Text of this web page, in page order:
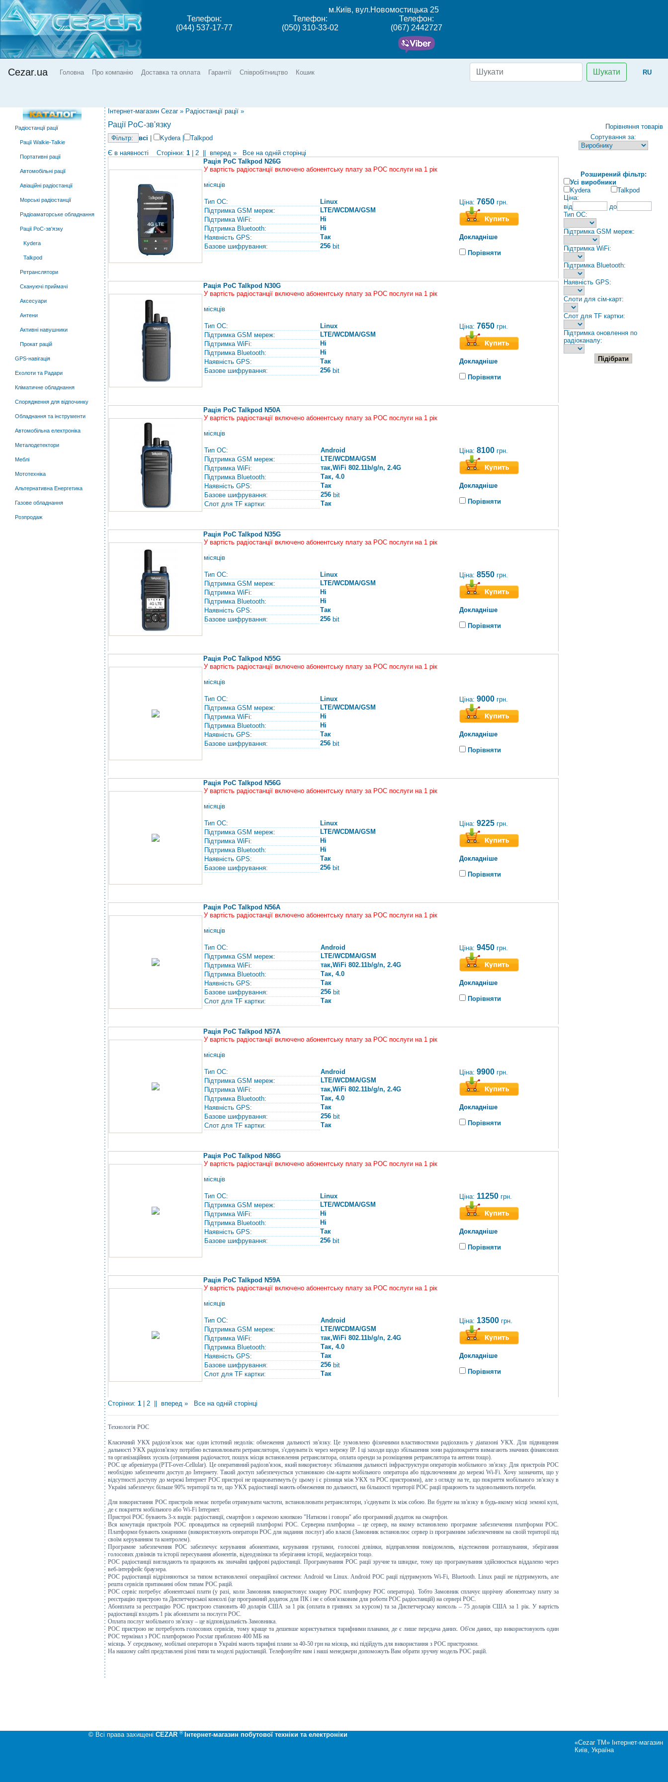
м.Київ, вул.Новомостицька 25
Телефон:
(044) 537-17-77
Телефон:
(050) 310-33-02
Телефон:
(067) 2442727
Cezar.ua Головна Про компанію Доставка та оплата Гарантії Співробітництво Кошик Шукати RU
Радіостанції рації
Рації Walkie-Talkie
Портативні рації
Автомобільні рації
Авіаційні радіостанції
Морські радіостанції
Радіоаматорське обладнання
Рації PoC-зв'язку
Kydera
Talkpod
Ретранслятори
Скануючі приймачі
Аксесуари
Антени
Активні навушники
Прокат рацій
GPS-навігація
Ехолоти та Радари
Кліматичне обладнання
Спорядження для відпочинку
Обладнання та інструменти
Автомобільна електроніка
Металодетектори
Меблі
Мототехніка
Альтернативна Енергетика
Газове обладнання
Розпродаж
Інтернет-магазин Cezar » Радіостанції рації »
Рації PoC-зв'язку
Порівняння товарів
всі
Kydera|
Talkpod
Є в наявності Сторінки: 1 2 вперед »
Все на одній сторінці
Рація PoC Talkpod N26G
У вартість радіостанції включено абонентську плату за РОС послуги на 1 рік
місяців
Тип ОС:
Linux
Підтримка GSM мереж:
LTE/WCDMA/GSM
Підтримка WiFi:
Ні
Підтримка Bluetooth:
Ні
Наявність GPS:
Так
Базове шифрування:
256 bit
Ціна: 7650 грн.
Докладніше
Порівняти
Рація PoC Talkpod N30G
У вартість радіостанції включено абонентську плату за РОС послуги на 1 рік
місяців
Тип ОС:
Linux
Підтримка GSM мереж:
LTE/WCDMA/GSM
Підтримка WiFi:
Ні
Підтримка Bluetooth:
Ні
Наявність GPS:
Так
Базове шифрування:
256 bit
Ціна: 7650 грн.
Докладніше
Порівняти
Рація PoC Talkpod N50A
У вартість радіостанції включено абонентську плату за РОС послуги на 1 рік
місяців
Тип ОС:
Android
Підтримка GSM мереж:
LTE/WCDMA/GSM
Підтримка WiFi:
так,WiFi 802.11b/g/n, 2.4G
Підтримка Bluetooth:
Так, 4.0
Наявність GPS:
Так
Базове шифрування:
256 bit
Слот для TF картки:
Так
Ціна: 8100 грн.
Докладніше
Порівняти
Рація PoC Talkpod N35G
У вартість радіостанції включено абонентську плату за РОС послуги на 1 рік
місяців
Тип ОС:
Linux
Підтримка GSM мереж:
LTE/WCDMA/GSM
Підтримка WiFi:
Ні
Підтримка Bluetooth:
Ні
Наявність GPS:
Так
Базове шифрування:
256 bit
Ціна: 8550 грн.
Докладніше
Порівняти
Рація PoC Talkpod N55G
У вартість радіостанції включено абонентську плату за РОС послуги на 1 рік
місяців
Тип ОС:
Linux
Підтримка GSM мереж:
LTE/WCDMA/GSM
Підтримка WiFi:
Ні
Підтримка Bluetooth:
Ні
Наявність GPS:
Так
Базове шифрування:
256 bit
Ціна: 9000 грн.
Докладніше
Порівняти
Рація PoC Talkpod N56G
У вартість радіостанції включено абонентську плату за РОС послуги на 1 рік
місяців
Тип ОС:
Linux
Підтримка GSM мереж:
LTE/WCDMA/GSM
Підтримка WiFi:
Ні
Підтримка Bluetooth:
Ні
Наявність GPS:
Так
Базове шифрування:
256 bit
Ціна: 9225 грн.
Докладніше
Порівняти
Рація PoC Talkpod N56A
У вартість радіостанції включено абонентську плату за РОС послуги на 1 рік
місяців
Тип ОС:
Android
Підтримка GSM мереж:
LTE/WCDMA/GSM
Підтримка WiFi:
так,WiFi 802.11b/g/n, 2.4G
Підтримка Bluetooth:
Так, 4.0
Наявність GPS:
Так
Базове шифрування:
256 bit
Слот для TF картки:
Так
Ціна: 9450 грн.
Докладніше
Порівняти
Рація PoC Talkpod N57A
У вартість радіостанції включено абонентську плату за РОС послуги на 1 рік
місяців
Тип ОС:
Android
Підтримка GSM мереж:
LTE/WCDMA/GSM
Підтримка WiFi:
так,WiFi 802.11b/g/n, 2.4G
Підтримка Bluetooth:
Так, 4.0
Наявність GPS:
Так
Базове шифрування:
256 bit
Слот для TF картки:
Так
Ціна: 9900 грн.
Докладніше
Порівняти
Рація PoC Talkpod N86G
У вартість радіостанції включено абонентську плату за РОС послуги на 1 рік
місяців
Тип ОС:
Linux
Підтримка GSM мереж:
LTE/WCDMA/GSM
Підтримка WiFi:
Ні
Підтримка Bluetooth:
Ні
Наявність GPS:
Так
Базове шифрування:
256 bit
Ціна: 11250 грн.
Докладніше
Порівняти
Рація PoC Talkpod N59A
У вартість радіостанції включено абонентську плату за РОС послуги на 1 рік
місяців
Тип ОС:
Android
Підтримка GSM мереж:
LTE/WCDMA/GSM
Підтримка WiFi:
так,WiFi 802.11b/g/n, 2.4G
Підтримка Bluetooth:
Так, 4.0
Наявність GPS:
Так
Базове шифрування:
256 bit
Слот для TF картки:
Так
Ціна: 13500 грн.
Докладніше
Порівняти
Сторінки: 1 2 вперед » Все на одній сторінці
Технологія РОС
Класичний УКХ радіозв'язок має один істотний недолік: обмеження дальності зв'язку. Це зумовлено фізичними властивостями радіохвиль у діапазоні УКХ. Для підвищення
дальності УКХ радіозв'язку потрібно встановлювати ретранслятори, з'єднувати їх через мережу IP. І ці заходи щодо збільшення зони радіопокриття вимагають значних фінансових
та організаційних зусиль (отримання радіочастот, пошук місця встановлення ретранслятора, оплата оренди за розміщення ретранслятора та антени тощо).
POC це абревіатура (PTT-over-Cellular). Це оперативний радіозв'язок, який використовує збільшення дальності інфраструктури операторів мобільного зв'язку. Для пристроїв РОС
необхідно забезпечити доступ до Інтернету. Такий доступ забезпечується установкою сім-карти мобільного оператора або підключенням до мережі Wi-Fi. Хочу зазначити, що у
відсутності доступу до мережі Інтернет POC пристрої не працюватимуть (у цьому і є різниця між УКХ та POC пристроями), але з огляду на те, що покриття мобільного зв'язку в
Україні забезпечує більше 90% території та те, що УКХ радіостанції мають обмеження по дальності, на більшості території POC рації працюють та задовольняють потреби.
Для використання POC пристроїв немає потреби отримувати частоти, встановлювати ретранслятори, з'єднувати їх між собою. Ви будете на зв'язку в будь-якому місці земної кулі,
де є покриття мобільного або Wi-Fi Інтернет.
Пристрої POC бувають 3-х видів: радіостанції, смартфон з окремою кнопкою "Натисни і говори" або програмний додаток на смартфон.
Вся комутація пристроїв POC провадиться на серверній платформі POC. Серверна платформа – це сервер, на якому встановлено програмне забезпечення платформи POC.
Платформи бувають хмарними (використовують оператори POC для надання послуг) або власні (Замовник встановлює сервер із програмним забезпеченням на своїй території під
своїм керуванням та контролем).
Програмне забезпечення POC забезпечує керування абонентами, керування групами, голосові дзвінки, відправлення повідомлень, відстеження розташування, зберігання
голосових дзвінків та історії пересування абонентів, відеодзвінки та зберігання історії, медіасервіси тощо.
POC радіостанції виглядають та працюють як звичайні цифрові радіостанції. Програмування POC рації зручне та швидке, тому що програмування здійснюється віддалено через
веб-інтерфейс браузера.
РОС радіостанції відрізняються за типом встановленої операційної системи: Android чи Linux. Android POC рації підтримують Wi-Fi, Bluetooth. Linux рації не підтримують, але
решта сервісів притаманні обом типам POC рацій.
POC сервіс потребує абонентської плати (у разі, коли Замовник використовує хмарну POC платформу POC оператора). Тобто Замовник сплачує щорічну абонентську плату за
реєстрацію пристрою та Диспетчерської консолі (це програмний додаток для ПК і не є обов'язковим для роботи РОС радіостанцій) на сервері POC.
Абонплата за реєстрацію POC пристрою становить 40 доларів США за 1 рік (оплата в гривнях за курсом) та за Диспетчерську консоль – 75 доларів США за 1 рік. У вартість
радіостанції входить 1 рік абонплати за послуги POC.
Оплата послуг мобільного зв'язку – це відповідальність Замовника.
POC пристрою не потребують голосових сервісів, тому краще та дешевше користуватися тарифними планами, де є лише передача даних. Об'єм даних, що використовують один
POC термінал з POC платформою Pocstar приблизно 400 МБ на
місяць. У середньому, мобільні оператори в Україні мають тарифні плани за 40-50 грн на місяць, які підійдуть для використання з РОС пристроями.
На нашому сайті представлені різні типи та моделі радіостанцій. Телефонуйте нам і наші менеджери допоможуть Вам обрати зручну модель РОС рацій.
Сортування за:
Розширений фільтр:
Усі виробники
Kydera
Talkpod
Ціна:
від
до
Тип ОС:
Підтримка GSM мереж:
Підтримка WiFi:
Підтримка Bluetooth:
Наявність GPS:
Слоти для сім-карт:
Слот для TF картки:
Підтримка оновлення по
радіоканалу:
© Всі права захищені CEZAR ® Інтернет-магазин побутової техніки та електроніки
«Cezar TM» Інтернет-магазин
Київ, Україна